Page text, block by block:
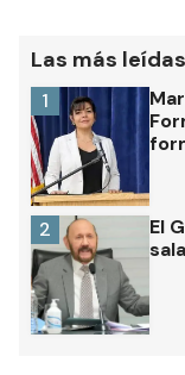
Las más leídas
1
El
2